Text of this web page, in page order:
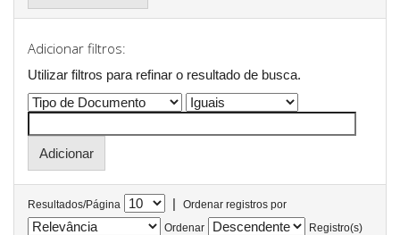
Adicionar filtros:
Utilizar filtros para refinar o resultado de busca.
Resultados/Página |
Ordenar registros por
Ordenar
Registro(s)